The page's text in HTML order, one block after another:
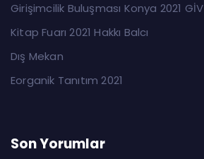
Girişimcilik Buluşması Konya 2021 GİV
Kitap Fuarı 2021 Hakkı Balcı
Dış Mekan
Eorganik Tanıtım 2021
Son Yorumlar